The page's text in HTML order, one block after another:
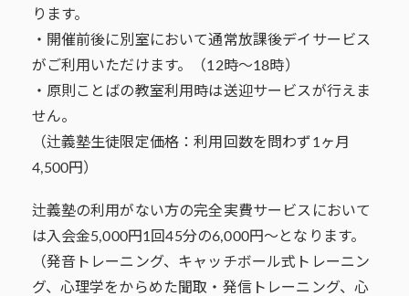
ります。
・開催前後に別室において通常放課後デイサービス
がご利用いただけます。（12時～18時）
・原則ことばの教室利用時は送迎サービスが行えま
せん。
（辻義塾生徒限定価格：利用回数を問わず1ヶ月
4,500円）
辻義塾の利用がない方の完全実費サービスにおいて
は入会金5,000円1回45分の6,000円～となります。
（発音トレーニング、キャッチボール式トレーニン
グ、心理学をからめた聞取・発信トレーニング、心